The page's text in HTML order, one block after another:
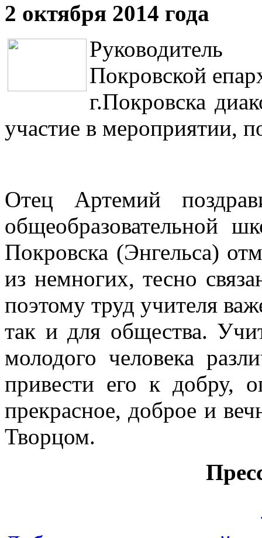
2 октября 2014 года
Покровской
г.Покровска
участие в мероприятии,
Отец Артемий
общеобразовательной
Покровска (Энгельса)
из немногих, тесно
поэтому труд учителя
так и для общества.
молодого человека
привести его к добру,
прекрасное, доброе и
Творцом.